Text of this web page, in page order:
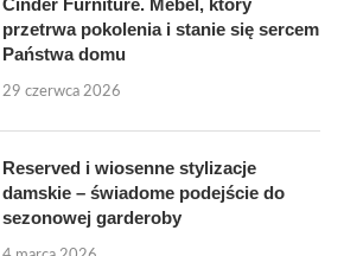
Cinder Furniture. Mebel, który
przetrwa pokolenia i stanie się sercem
Państwa domu
29 czerwca 2026
Reserved i wiosenne stylizacje
damskie – świadome podejście do
sezonowej garderoby